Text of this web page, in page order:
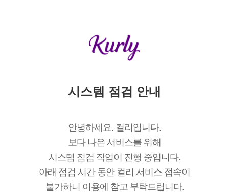
시스템 점검 안내
안녕하세요. 컬리입니다.
보다 나은 서비스를 위해
시스템 점검 작업이 진행 중입니다.
아래 점검 시간 동안 컬리 서비스 접속이
불가하니 이용에 참고 부탁드립니다.